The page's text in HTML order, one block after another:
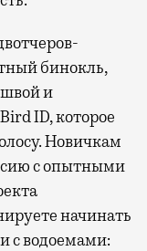
бинокль,
и
ID, которое
Новичкам
с опытными
начинать
с водоемами: